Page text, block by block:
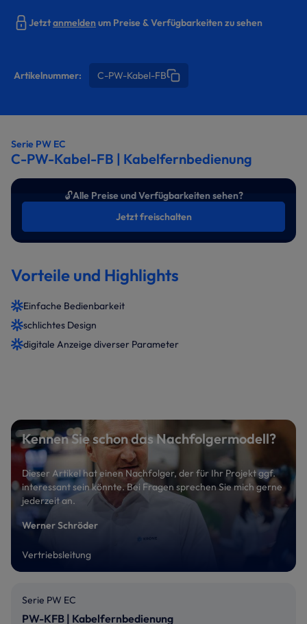
Jetztanmeldenum Preise & Verfügbarkeiten zu sehen
Artikelnummer: C-PW-Kabel-FB
Serie PW EC
C-PW-Kabel-FB | Kabelfernbedienung
🔓Alle Preise und Verfügbarkeiten sehen?
Jetzt freischalten
Vorteile und Highlights
Einfache Bedienbarkeit
schlichtes Design
digitale Anzeige diverser Parameter
Kennen Sie schon das Nachfolgermodell?
Dieser Artikel hat einen Nachfolger, der für Ihr Projekt ggf.
interessant sein könnte. Bei Fragen sprechen Sie mich gerne
jederzeit an.
Werner Schröder
Vertriebsleitung
Serie PW EC
PW-KFB | Kabelfernbedienung